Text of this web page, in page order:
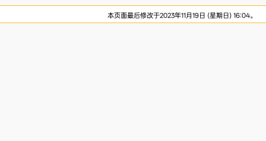
本页面最后修改于2023年11月19日 (星期日) 16:04。